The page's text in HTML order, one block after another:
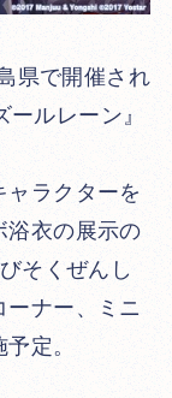
県で開催され
ルレーン』
ラクターを
浴衣の展示の
そくぜんし
ーナー、ミニ
定。